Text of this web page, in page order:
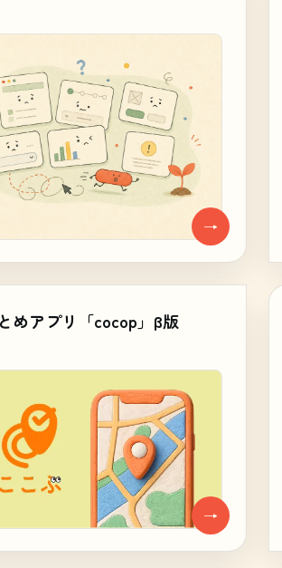
→
めアプリ「cocop」β版
→